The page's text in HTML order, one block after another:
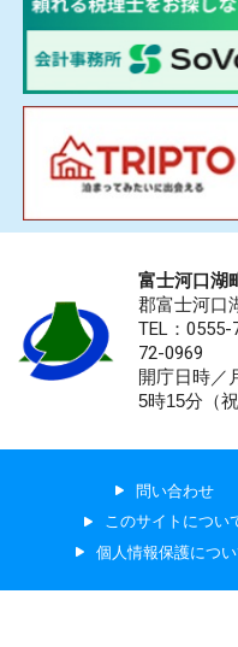
富士河口湖
郡富士河口
TEL：0555-
72-0969
開庁日時／
5時15分（
問い合わせ
このサイトについ
個人情報保護につ